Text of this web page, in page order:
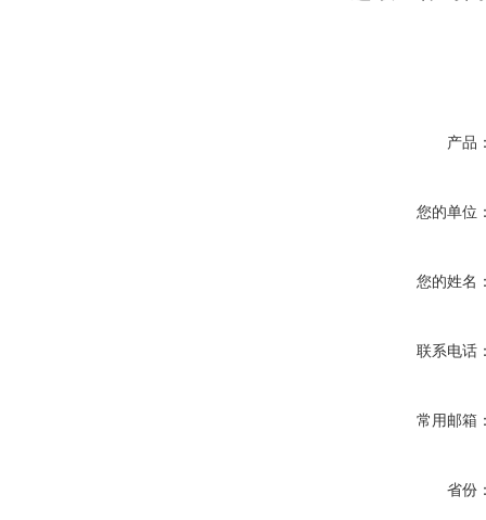
产品
您的单位
您的姓名
联系电话
常用邮箱
省份